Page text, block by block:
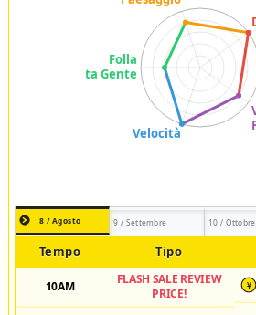
8 / Agosto 9 / Settembre 10 / Ottobre
Tempo Tipo
10AM
FLASH SALE REVIEW
PRICE!
¥